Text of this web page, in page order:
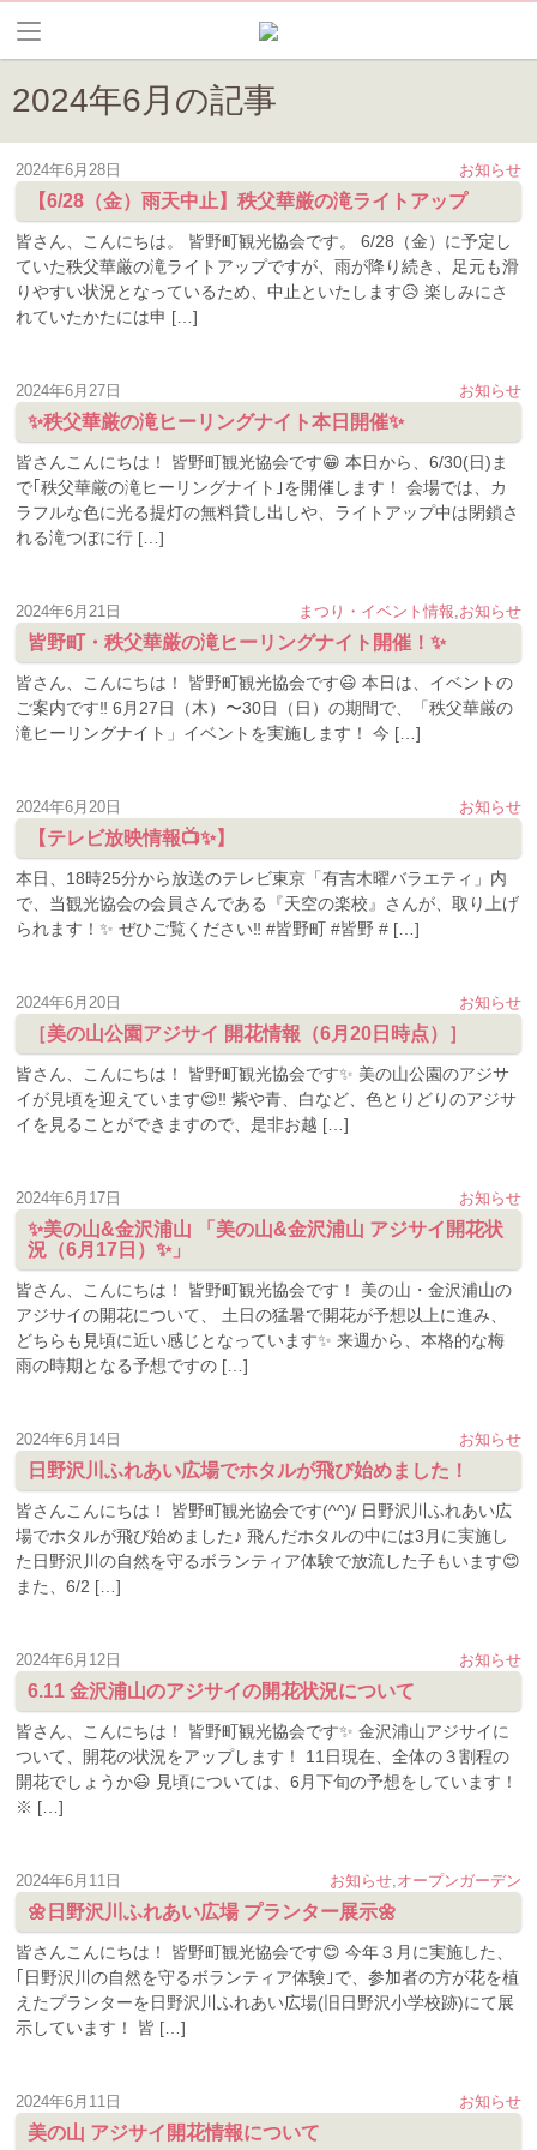
2024年6月の記事
お知らせ
2024年6月28日
【6/28（金）雨天中止】秩父華厳の滝ライトアップ
皆さん、こんにちは。 皆野町観光協会です。 6/28（金）に予定し
ていた秩父華厳の滝ライトアップですが、雨が降り続き、足元も滑
りやすい状況となっているため、中止といたします😥 楽しみにさ
れていたかたには申 […]
お知らせ
2024年6月27日
✨秩父華厳の滝ヒーリングナイト本日開催✨
皆さんこんにちは！ 皆野町観光協会です😁 本日から、6/30(日)ま
で｢秩父華厳の滝ヒーリングナイト｣を開催します！ 会場では、カ
ラフルな色に光る提灯の無料貸し出しや、ライトアップ中は閉鎖さ
れる滝つぼに行 […]
まつり・イベント情報,お知らせ
2024年6月21日
皆野町・秩父華厳の滝ヒーリングナイト開催！✨
皆さん、こんにちは！ 皆野町観光協会です😃 本日は、イベントの
ご案内です‼️ 6月27日（木）〜30日（日）の期間で、「秩父華厳の
滝ヒーリングナイト」イベントを実施します！ 今 […]
お知らせ
2024年6月20日
【テレビ放映情報📺✨】
本日、18時25分から放送のテレビ東京「有吉木曜バラエティ」内
で、当観光協会の会員さんである『天空の楽校』さんが、取り上げ
られます！✨ ぜひご覧ください‼️ #皆野町 #皆野 # […]
お知らせ
2024年6月20日
［美の山公園アジサイ 開花情報（6月20日時点）］
皆さん、こんにちは！ 皆野町観光協会です✨ 美の山公園のアジサ
イが見頃を迎えています😌‼️ 紫や青、白など、色とりどりのアジサ
イを見ることができますので、是非お越 […]
お知らせ
2024年6月17日
✨美の山&金沢浦山 「美の山&金沢浦山 アジサイ開花状
況（6月17日）✨」
皆さん、こんにちは！ 皆野町観光協会です！ 美の山・金沢浦山の
アジサイの開花について、 土日の猛暑で開花が予想以上に進み、
どちらも見頃に近い感じとなっています✨ 来週から、本格的な梅
雨の時期となる予想ですの […]
お知らせ
2024年6月14日
日野沢川ふれあい広場でホタルが飛び始めました！
皆さんこんにちは！ 皆野町観光協会です(^^)/ 日野沢川ふれあい広
場でホタルが飛び始めました♪ 飛んだホタルの中には3月に実施し
た日野沢川の自然を守るボランティア体験で放流した子もいます😊
また、6/2 […]
お知らせ
2024年6月12日
6.11 金沢浦山のアジサイの開花状況について
皆さん、こんにちは！ 皆野町観光協会です✨ 金沢浦山アジサイに
ついて、開花の状況をアップします！ 11日現在、全体の３割程の
開花でしょうか😃 見頃については、6月下旬の予想をしています！
※ […]
お知らせ,オープンガーデン
2024年6月11日
🌼日野沢川ふれあい広場 プランター展示🌼
皆さんこんにちは！ 皆野町観光協会です😊 今年３月に実施した、
｢日野沢川の自然を守るボランティア体験｣で、参加者の方が花を植
えたプランターを日野沢川ふれあい広場(旧日野沢小学校跡)にて展
示しています！ 皆 […]
お知らせ
2024年6月11日
美の山 アジサイ開花情報について